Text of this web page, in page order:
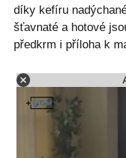
díky kefíru
šťavnaté a hotové
předkrm i příloha k